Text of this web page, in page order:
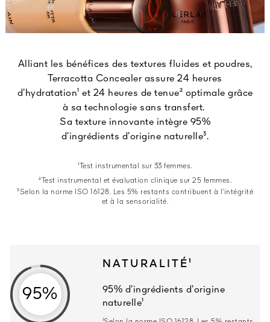
Alliant les bénéfices des textures fluides et poudres,
Terracotta Concealer assure 24 heures
d’hydratation¹ et 24 heures de tenue² optimale grâce
à sa technologie sans transfert. ​
Sa texture innovante intègre 95%
d’ingrédients d’origine naturelle³.
¹Test instrumental sur 33 femmes.
²Test instrumental et évaluation clinique sur 25 femmes.
³Selon la norme ISO 16128. Les 5% restants contribuent à l’intégrité
et à la sensorialité.
95%
NATURALITÉ¹
95% d’ingrédients d’origine
naturelle¹
95% d’ingrédients d’origine